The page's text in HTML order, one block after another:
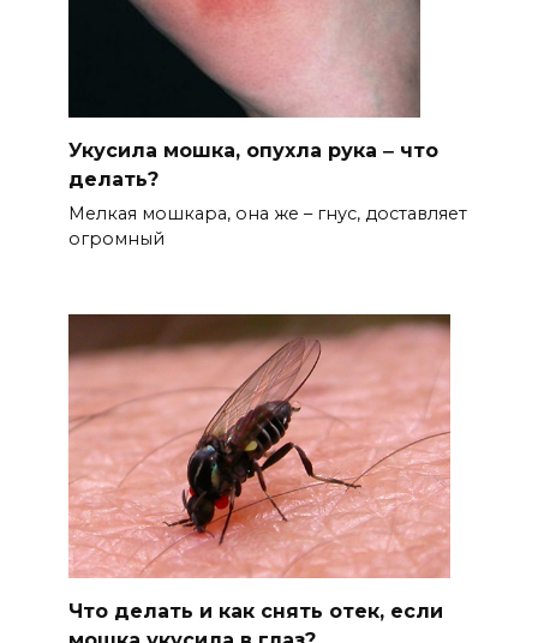
Укусила мошка, опухла рука ‒ что
делать?
Мелкая мошкара, она же – гнус, доставляет
огромный
Что делать и как снять отек, если